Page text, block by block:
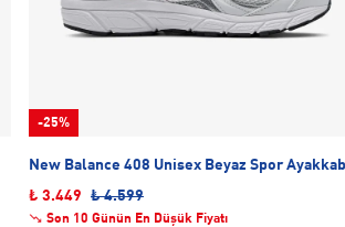
-25%
New Balance 408 Unisex Beyaz Spor
₺ 3.449
₺ 4.599
Son 10 Günün En Düşük Fiyatı